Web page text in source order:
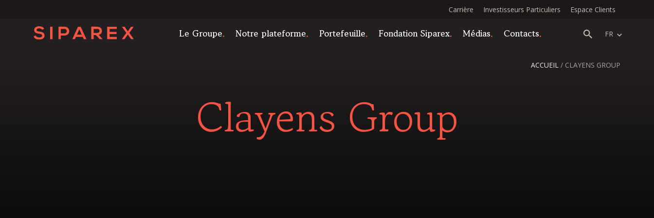
Carrière Investisseurs Particuliers Espace Clients
Le Groupe Notre plateforme Portefeuille Fondation Siparex Médias Contacts FR
ACCUEIL / CLAYENS GROUP
Clayens Group